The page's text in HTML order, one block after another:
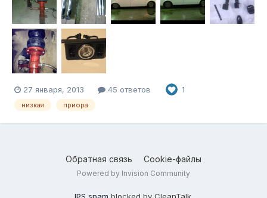
подушк...
27 января, 2013 45 ответов 1
низкая приора
Обратная связь Cookie-файлы
Powered by Invision Community